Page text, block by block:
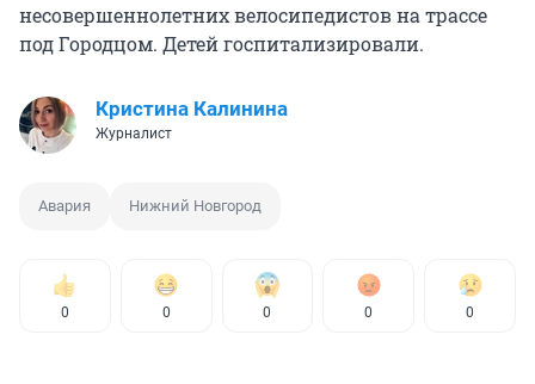
несовершеннолетних велосипедистов на трассе
под Городцом. Детей госпитализировали.
Кристина Калинина
Журналист
Авария Нижний Новгород
0 0 0 0 0